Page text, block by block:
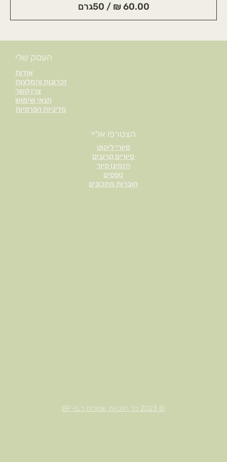
/ 50גרם
‏
0
-
5
0
ג
ר
ם
אודות
זכרונות והמלצות
צרו קשר
תנאי שימוש
מדיניות הפרטיות
העסק שלי
סיורי ליקוט
סיורים קרובים
הזמינו סיור
טפסים
חוברות מתכונים
הצטרפו אליי
© 2023 כל הזכויות שמורות לBP-IL